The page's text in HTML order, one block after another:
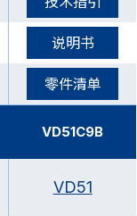
说明书
零件清单
VD51C9B
VD51